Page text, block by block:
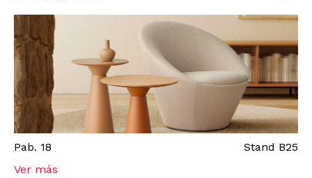
Pab. 18 Stand B25
Ver más